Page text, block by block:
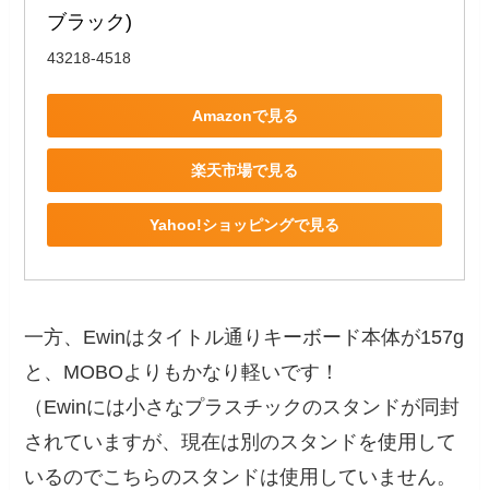
ブラック)
43218-4518
Amazonで見る
楽天市場で見る
Yahoo!ショッピングで見る
一方、Ewinはタイトル通りキーボード本体が157g
と、MOBOよりもかなり軽いです！
（Ewinには小さなプラスチックのスタンドが同封
されていますが、現在は別のスタンドを使用して
いるのでこちらのスタンドは使用していません。